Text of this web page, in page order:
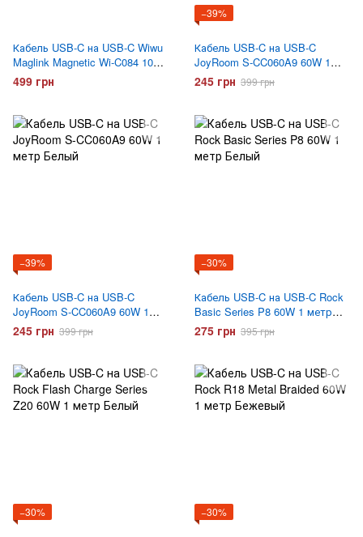
Кабель USB-C на USB-C Wiwu
Maglink Magnetic Wi-C084 100W
1 метр Серый
499 грн
−39%
Кабель USB-C на USB-C
JoyRoom S-CC060A9 60W 1
метр Черный
245 грн 399 грн
−39%
Кабель USB-C на USB-C
JoyRoom S-CC060A9 60W 1
метр Белый
245 грн 399 грн
−30%
Кабель USB-C на USB-C Rock
Basic Series P8 60W 1 метр
Белый
275 грн 395 грн
−30% −30%